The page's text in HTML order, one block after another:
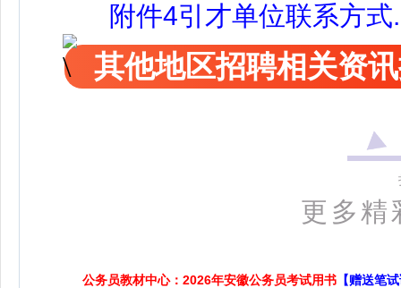
附件4引才单位联系方式
其他地区招聘相关资
更多精
公务员教材中心：2026年安徽公务员考试用书 【赠送笔